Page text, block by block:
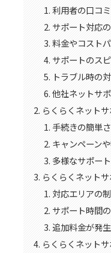
利用者の口コミ
サポート対応
料金やコスト
サポートのス
トラブル時の
他社ネットサ
らくらくネット
手続きの簡単さ
キャンペーン
多様なサポー
らくらくネット
対応エリアの
サポート時間
追加料金が発
らくらくネット